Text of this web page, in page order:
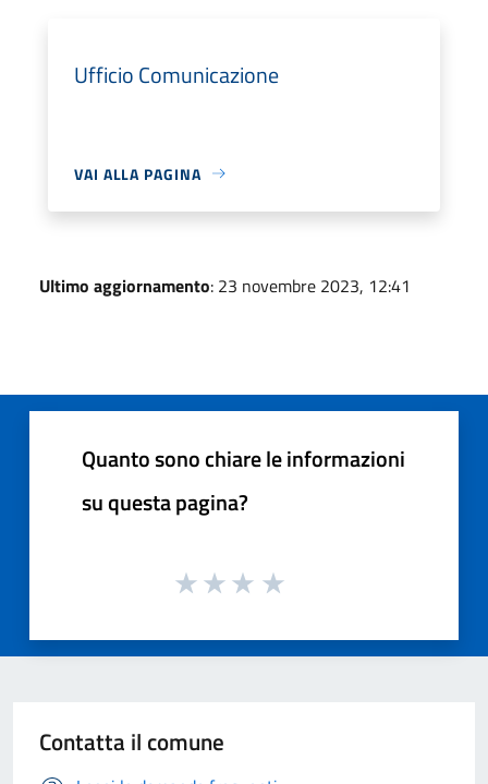
Ufficio Comunicazione
VAI ALLA PAGINA
Ultimo aggiornamento: 23 novembre 2023, 12:41
Quanto sono chiare le informazioni
su questa pagina?
Contatta il comune